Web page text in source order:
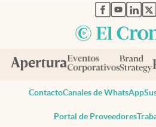
abre en
abre
ContactoCanales de WhatsApp
Portal de Proveedores